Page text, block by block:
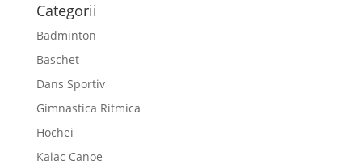
Categorii
Badminton
Baschet
Dans Sportiv
Gimnastica Ritmica
Hochei
Kaiac Canoe